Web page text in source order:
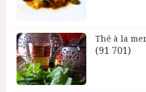
Thé à la
(91 701)